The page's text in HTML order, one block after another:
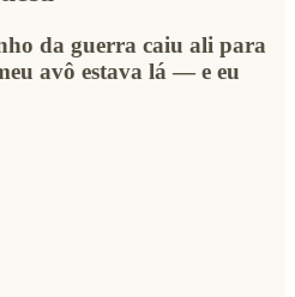
da guerra caiu ali para
avô estava lá — e eu